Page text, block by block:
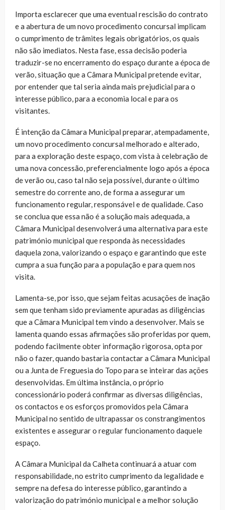
Importa esclarecer que uma eventual rescisão do contrato
e a abertura de um novo procedimento concursal implicam
o cumprimento de trâmites legais obrigatórios, os quais
não são imediatos. Nesta fase, essa decisão poderia
traduzir-se no encerramento do espaço durante a época de
verão, situação que a Câmara Municipal pretende evitar,
por entender que tal seria ainda mais prejudicial para o
interesse público, para a economia local e para os
visitantes.
É intenção da Câmara Municipal preparar, atempadamente,
um novo procedimento concursal melhorado e alterado,
para a exploração deste espaço, com vista à celebração de
uma nova concessão, preferencialmente logo após a época
de verão ou, caso tal não seja possível, durante o último
semestre do corrente ano, de forma a assegurar um
funcionamento regular, responsável e de qualidade. Caso
se conclua que essa não é a solução mais adequada, a
Câmara Municipal desenvolverá uma alternativa para este
património municipal que responda às necessidades
daquela zona, valorizando o espaço e garantindo que este
cumpra a sua função para a população e para quem nos
visita.
Lamenta-se, por isso, que sejam feitas acusações de inação
sem que tenham sido previamente apuradas as diligências
que a Câmara Municipal tem vindo a desenvolver. Mais se
lamenta quando essas afirmações são proferidas por quem,
podendo facilmente obter informação rigorosa, opta por
não o fazer, quando bastaria contactar a Câmara Municipal
ou a Junta de Freguesia do Topo para se inteirar das ações
desenvolvidas. Em última instância, o próprio
concessionário poderá confirmar as diversas diligências,
os contactos e os esforços promovidos pela Câmara
Municipal no sentido de ultrapassar os constrangimentos
existentes e assegurar o regular funcionamento daquele
espaço.
A Câmara Municipal da Calheta continuará a atuar com
responsabilidade, no estrito cumprimento da legalidade e
sempre na defesa do interesse público, garantindo a
valorização do património municipal e a melhor solução